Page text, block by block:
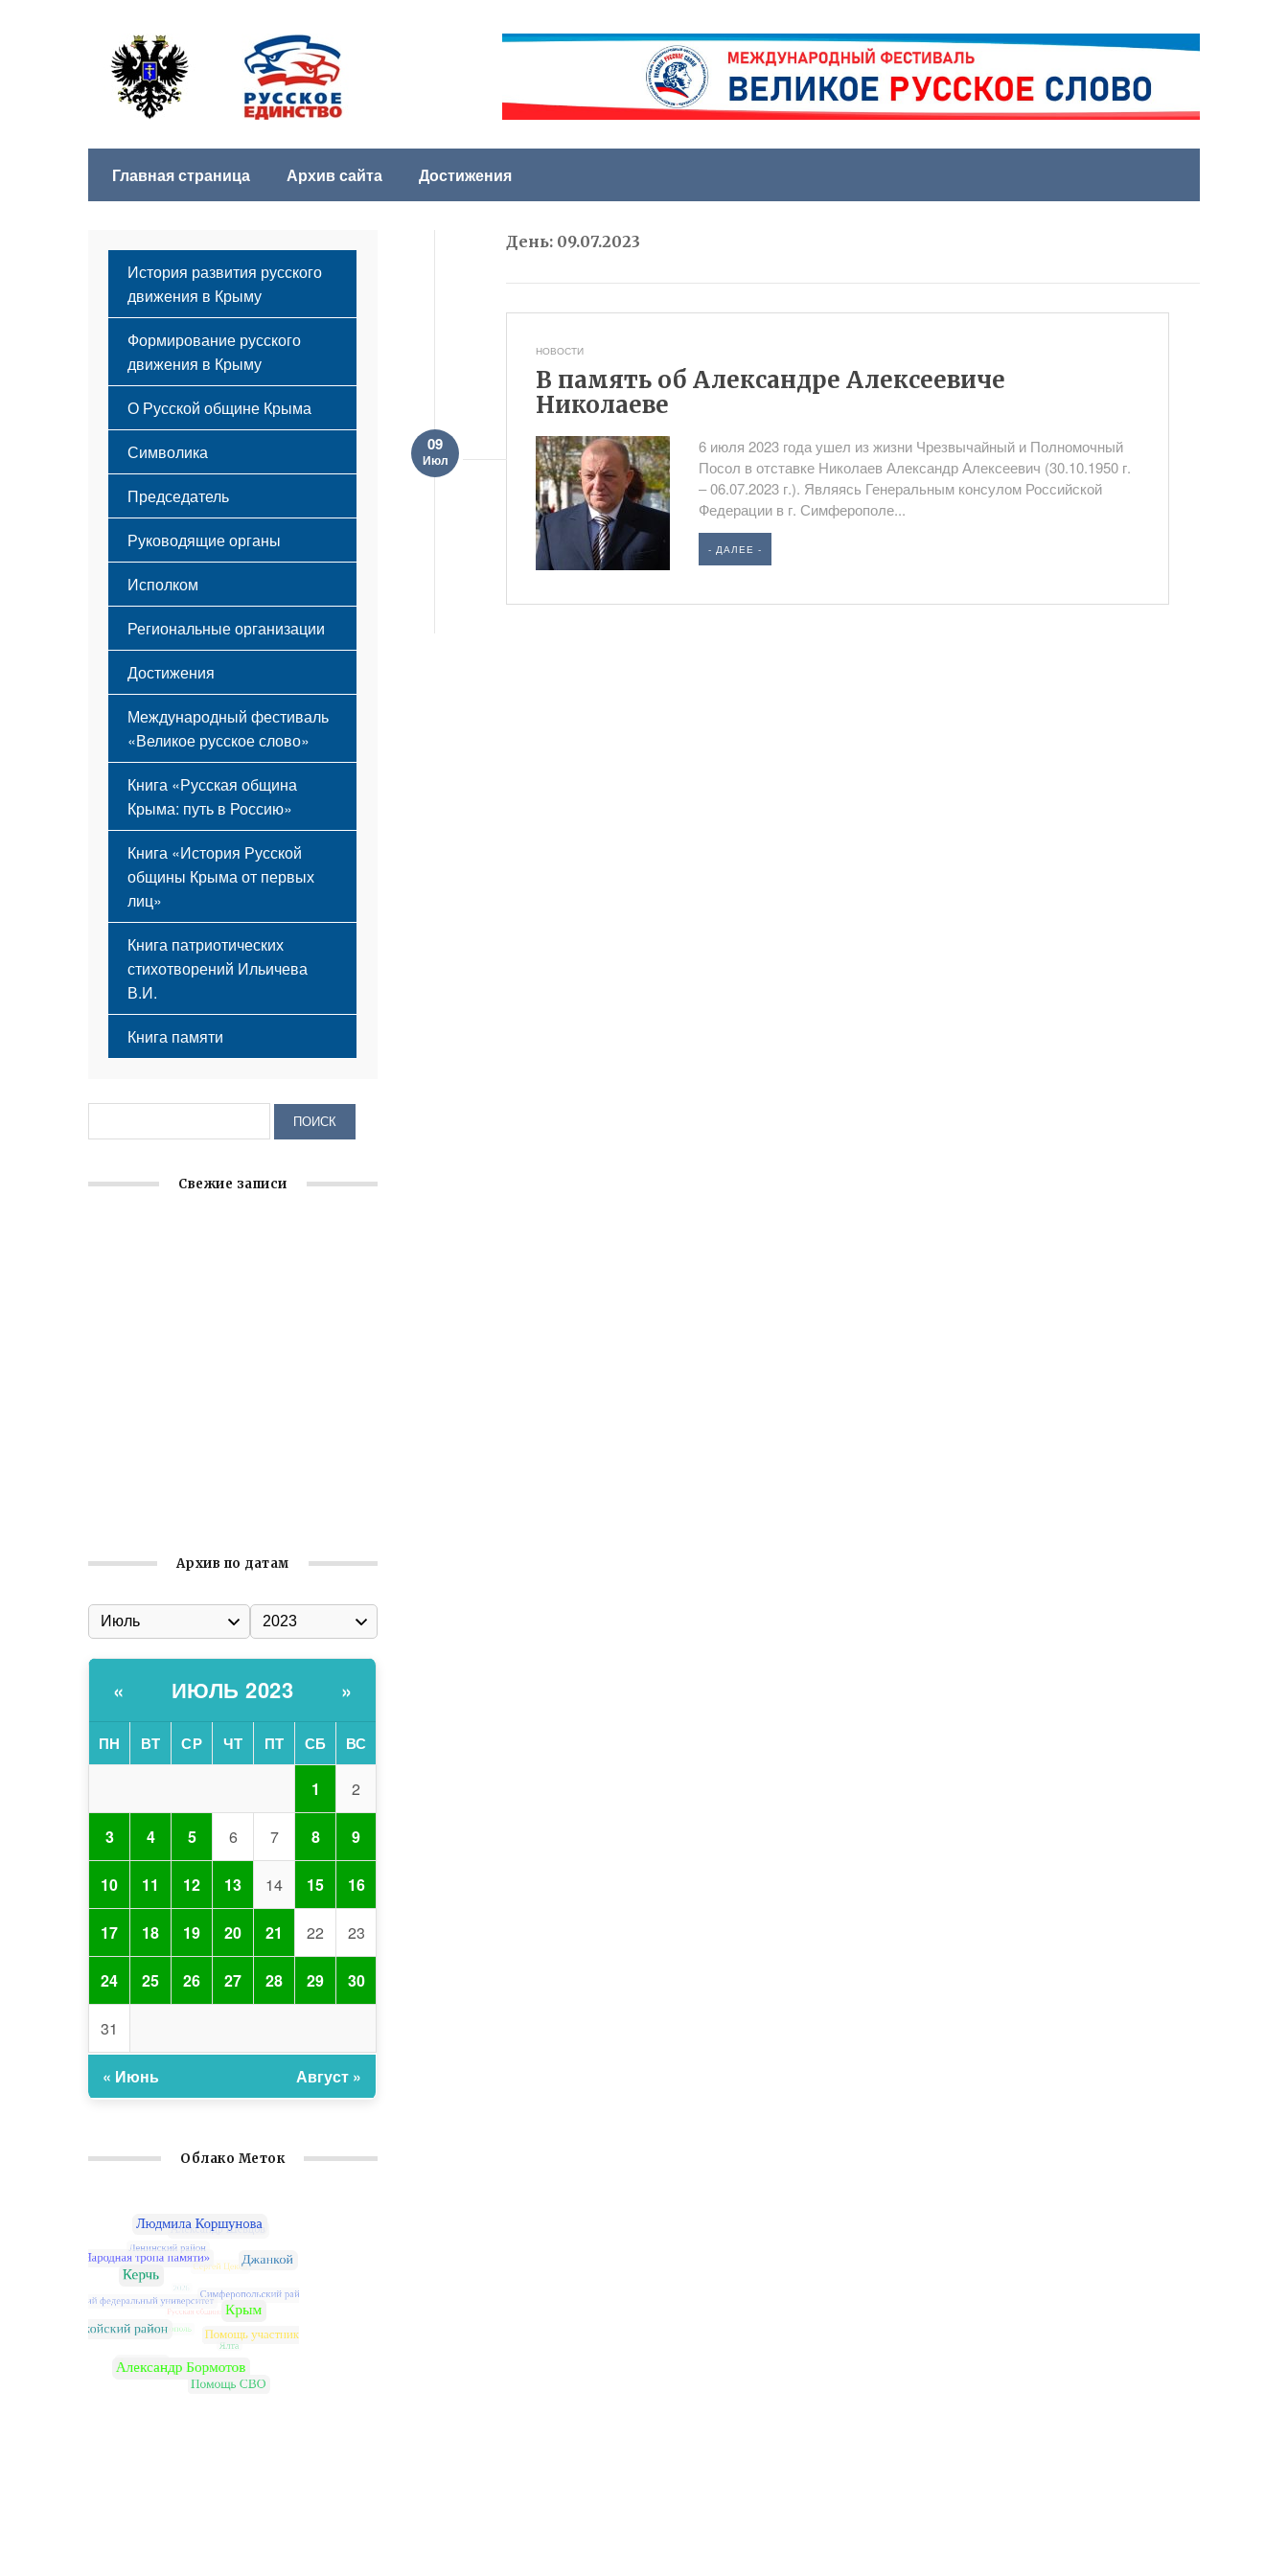
Главная страница Архив сайта Достижения
День: 09.07.2023
НОВОСТИ
В память об Александре Алексеевиче
Николаеве
09
Июл
6 июля 2023 года ушел из жизни Чрезвычайный и Полномочный
Посол в отставке Николаев Александр Алексеевич (30.10.1950 г.
– 06.07.2023 г.). Являясь Генеральным консулом Российской
Федерации в г. Симферополе...
- ДАЛЕЕ -
История развития русского
движения в Крыму
Формирование русского
движения в Крыму
Русский Крым
О Русской общине Крыма
Этапы становления
Принципы деятельности
Структура
Мероприятия
Символика
Флаг
Герб
Гимн
Председатель
Руководящие органы
Исполком
Региональные организации
Достижения
Международный фестиваль
«Великое русское слово»
Книга «Русская община
Крыма: путь в Россию»
Книга «История Русской
общины Крыма от первых
лиц»
Книга патриотических
стихотворений Ильичева
В.И.
Книга памяти
Свежие записи
Архив по датам
« ИЮЛЬ 2023 »
ПН ВТ СР ЧТ ПТ СБ ВС
1 2
3 4 5 6 7 8 9
10 11 12 13 14 15 16
17 18 19 20 21 22 23
24 25 26 27 28 29 30
31
« Июнь Август »
Облако Меток